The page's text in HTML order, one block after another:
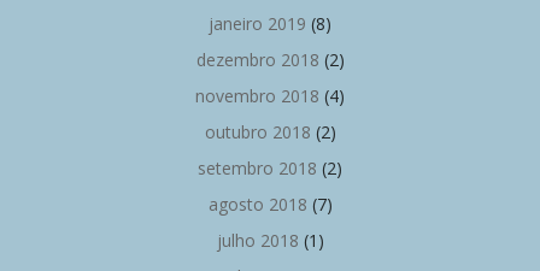
janeiro 2019 (8)
dezembro 2018 (2)
novembro 2018 (4)
outubro 2018 (2)
setembro 2018 (2)
agosto 2018 (7)
julho 2018 (1)